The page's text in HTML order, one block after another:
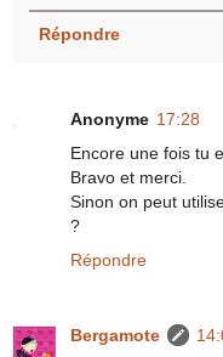
Répondre
Anonyme 17:28
Encore une fois tu
Bravo et merci.
Sinon on peut
?
Répondre
Bergamote